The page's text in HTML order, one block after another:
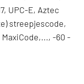
UPC-E, Aztec
streepjescode,
-60 -